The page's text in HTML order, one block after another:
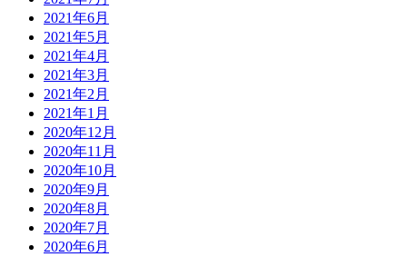
2021年6月
2021年5月
2021年4月
2021年3月
2021年2月
2021年1月
2020年12月
2020年11月
2020年10月
2020年9月
2020年8月
2020年7月
2020年6月